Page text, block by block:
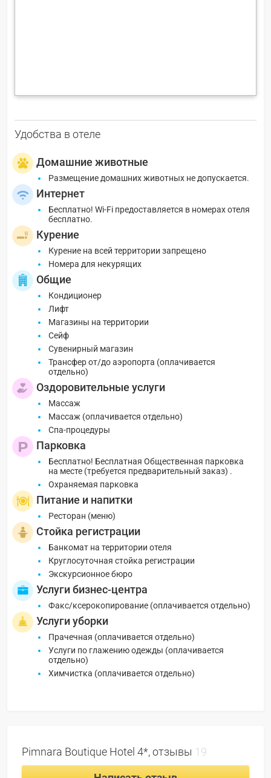
Удобства в отеле
Домашние животные
Размещение домашних животных не допускается.
Интернет
Бесплатно! Wi-Fi предоставляется в номерах отеля
бесплатно.
Курение
Курение на всей территории запрещено
Номера для некурящих
Общие
Кондиционер
Лифт
Магазины на территории
Сейф
Сувенирный магазин
Трансфер от/до аэропорта (оплачивается
отдельно)
Оздоровительные услуги
Массаж
Массаж (оплачивается отдельно)
Спа-процедуры
Парковка
Бесплатно! Бесплатная Общественная парковка
на месте (требуется предварительный заказ) .
Охраняемая парковка
Питание и напитки
Ресторан (меню)
Стойка регистрации
Банкомат на территории отеля
Круглосуточная стойка регистрации
Экскурсионное бюро
Услуги бизнес-центра
Факс/ксерокопирование (оплачивается отдельно)
Услуги уборки
Прачечная (оплачивается отдельно)
Услуги по глажению одежды (оплачивается
отдельно)
Химчистка (оплачивается отдельно)
Pimnara Boutique Hotel 4*, отзывы 19